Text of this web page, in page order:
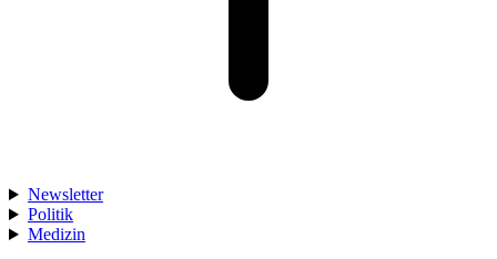
Newsletter
Politik
Medizin